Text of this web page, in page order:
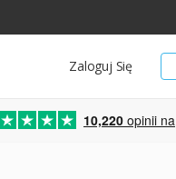
Zaloguj Się
10,220 opinii na